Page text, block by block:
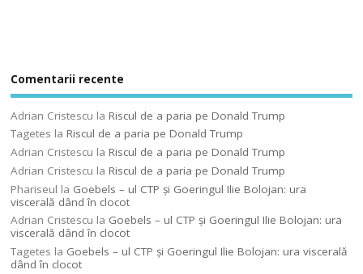
Comentarii recente
Adrian Cristescu laRiscul de a paria pe Donald Trump
Tagetes laRiscul de a paria pe Donald Trump
Adrian Cristescu laRiscul de a paria pe Donald Trump
Adrian Cristescu laRiscul de a paria pe Donald Trump
Phariseul la Goebels – ul CTP şi Goeringul Ilie Bolojan: ura
viscerală dând în clocot
Adrian Cristescu la Goebels – ul CTP şi Goeringul Ilie Bolojan: ura
viscerală dând în clocot
Tagetes la Goebels – ul CTP şi Goeringul Ilie Bolojan: ura viscerală
dând în clocot